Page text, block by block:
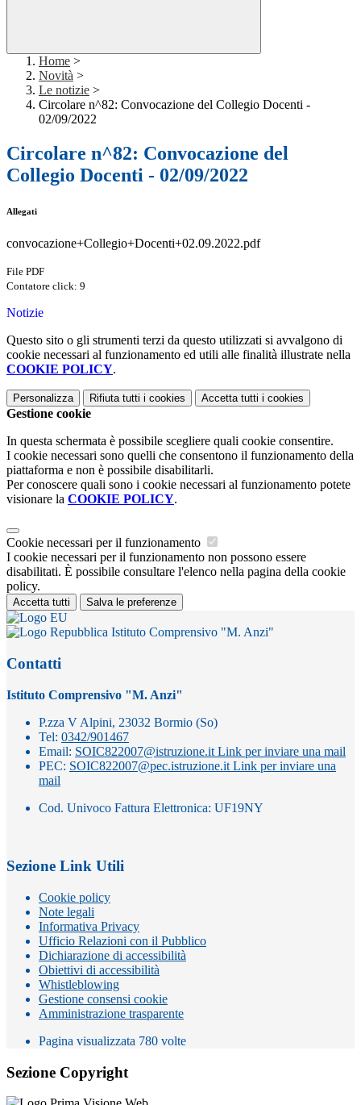
Home >
Novità >
Le notizie >
Circolare n^82: Convocazione del Collegio Docenti -
02/09/2022
Circolare n^82: Convocazione del
Collegio Docenti - 02/09/2022
Allegati
convocazione+Collegio+Docenti+02.09.2022.pdf
File PDF
Contatore click: 9
Notizie
Questo sito o gli strumenti terzi da questo utilizzati si avvalgono di
cookie necessari al funzionamento ed utili alle finalità illustrate nella
COOKIE POLICY.
Personalizza Rifiuta tutti i cookies Accetta tutti i cookies
Gestione cookie
In questa schermata è possibile scegliere quali cookie consentire.
I cookie necessari sono quelli che consentono il funzionamento della
piattaforma e non è possibile disabilitarli.
Per conoscere quali sono i cookie necessari al funzionamento potete
visionare la COOKIE POLICY.
Cookie necessari per il funzionamento
I cookie necessari per il funzionamento non possono essere
disabilitati. È possibile consultare l'elenco nella pagina della cookie
policy.
Accetta tutti Salva le preferenze
Istituto Comprensivo "M. Anzi"
Contatti
Istituto Comprensivo "M. Anzi"
P.zza V Alpini, 23032 Bormio (So)
Tel: 0342/901467
Email: SOIC822007@istruzione.it Link per inviare una mail
PEC: SOIC822007@pec.istruzione.it Link per inviare una
mail
Cod. Univoco Fattura Elettronica: UF19NY
Sezione Link Utili
Cookie policy
Note legali
Informativa Privacy
Ufficio Relazioni con il Pubblico
Dichiarazione di accessibilità
Obiettivi di accessibilità
Whistleblowing
Gestione consensi cookie
Amministrazione trasparente
Pagina visualizzata 780 volte
Sezione Copyright